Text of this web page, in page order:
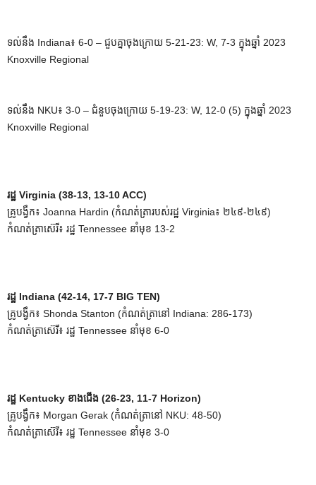
ទល់នឹង Indiana៖ 6-0 – ជួបគ្នាចុងក្រោយ 5-21-23: W, 7-3 ក្នុងឆ្នាំ 2023
Knoxville Regional
ទល់នឹង NKU៖ 3-0 – ជំនួបចុងក្រោយ 5-19-23: W, 12-0 (5) ក្នុងឆ្នាំ 2023
Knoxville Regional
រដ្ឋ Virginia (38-13, 13-10 ACC)
គ្រូបង្វឹក៖ Joanna Hardin (កំណត់ត្រារបស់រដ្ឋ Virginia៖ ២៤៩-២៤៩)
កំណត់ត្រាស៊េរី៖ រដ្ឋ Tennessee នាំមុខ 13-2
រដ្ឋ Indiana (42-14, 17-7 BIG TEN)
គ្រូបង្វឹក៖ Shonda Stanton (កំណត់ត្រានៅ Indiana: 286-173)
កំណត់ត្រាស៊េរី៖ រដ្ឋ Tennessee នាំមុខ 6-0
រដ្ឋ Kentucky ខាងជើង (26-23, 11-7 Horizon)
គ្រូបង្វឹក៖ Morgan Gerak (កំណត់ត្រានៅ NKU: 48-50)
កំណត់ត្រាស៊េរី៖ រដ្ឋ Tennessee នាំមុខ 3-0